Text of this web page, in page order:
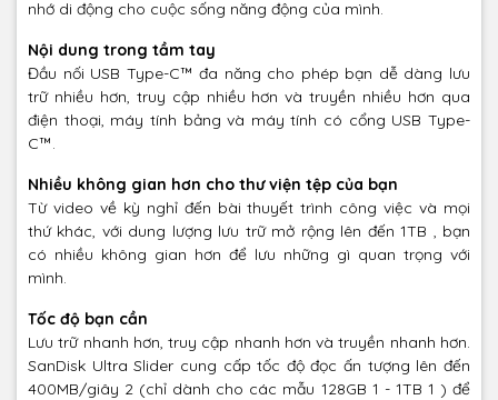
nhớ di động cho cuộc sống năng động của mình.
Nội dung trong tầm tay
Đầu nối USB Type-C™ đa năng cho phép bạn dễ dàng lưu
trữ nhiều hơn, truy cập nhiều hơn và truyền nhiều hơn qua
điện thoại, máy tính bảng và máy tính có cổng USB Type-
C™.
Nhiều không gian hơn cho thư viện tệp của bạn
Từ video về kỳ nghỉ đến bài thuyết trình công việc và mọi
thứ khác, với dung lượng lưu trữ mở rộng lên đến 1TB , bạn
có nhiều không gian hơn để lưu những gì quan trọng với
mình.
Tốc độ bạn cần
Lưu trữ nhanh hơn, truy cập nhanh hơn và truyền nhanh hơn.
SanDisk Ultra Slider cung cấp tốc độ đọc ấn tượng lên đến
400MB/giây 2 (chỉ dành cho các mẫu 128GB 1 - 1TB 1 ) để